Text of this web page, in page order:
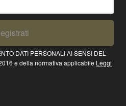
DATI PERSONALI AI SENSI DEL
e della normativa applicabile Leggi